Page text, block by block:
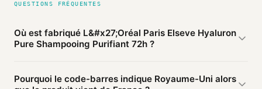
QUESTIONS FRÉQUENTES
Où est fabriqué L&#x27;Oréal Paris Elseve Hyaluron
Pure Shampooing Purifiant 72h ?
Paris Elseve Hyaluron Pure Shampooing Purifiant 72h de
Pourquoi le code-barres indique Royaume-Uni alors